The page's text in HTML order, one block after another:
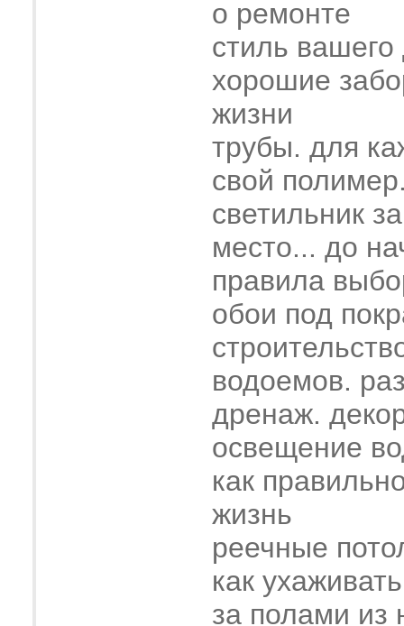
о ремонте
стиль
хорошие
жизни
трубы. для
свой
светильник
место... до
правила
обои под
водоемов.
дренаж.
освещение
как
жизнь
реечные
как
за полами из